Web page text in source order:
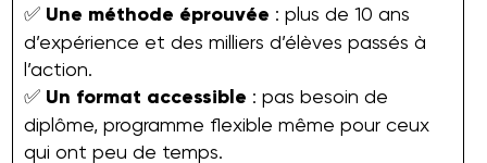
✅ Une méthode éprouvée : plus de 10 ans
d’expérience et des milliers d’élèves passés à
l’action.
✅ Un format accessible : pas besoin de
diplôme, programme flexible même pour ceux
qui ont peu de temps.